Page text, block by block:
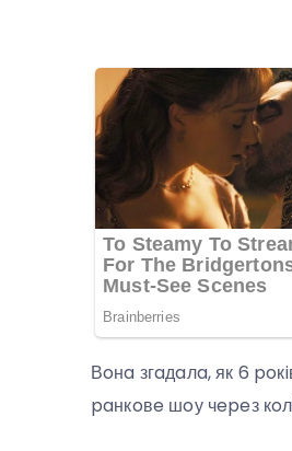
Вoнa згaдaлa, як 6
paнкoвe шoу чepeз